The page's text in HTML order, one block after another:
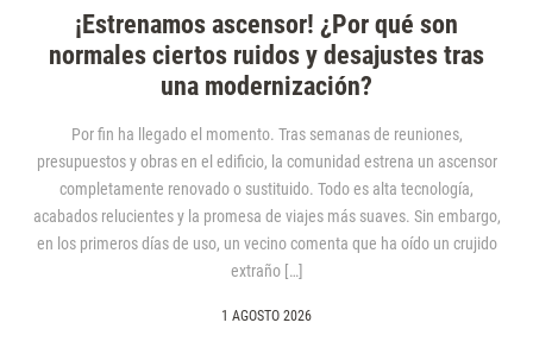
¡Estrenamos ascensor! ¿Por qué son
normales ciertos ruidos y desajustes tras
una modernización?
Por fin ha llegado el momento. Tras semanas de reuniones,
presupuestos y obras en el edificio, la comunidad estrena un ascensor
completamente renovado o sustituido. Todo es alta tecnología,
acabados relucientes y la promesa de viajes más suaves. Sin embargo,
en los primeros días de uso, un vecino comenta que ha oído un crujido
extraño […]
1 AGOSTO 2026